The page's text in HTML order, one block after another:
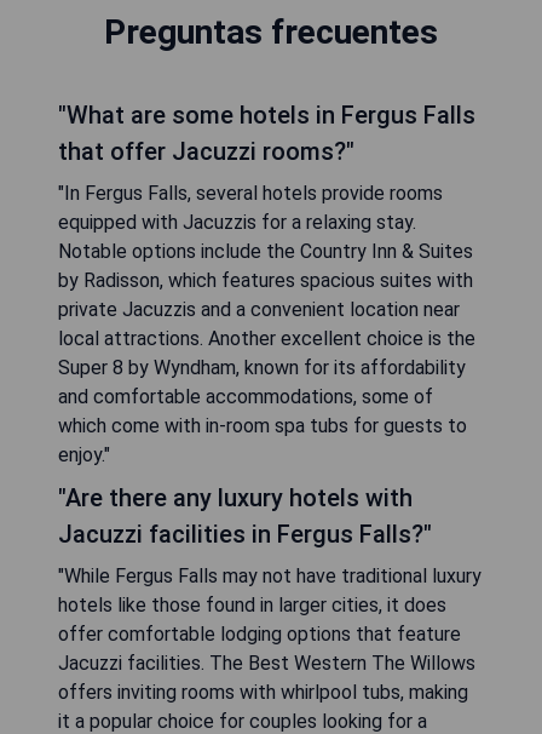
Preguntas frecuentes
"What are some hotels in Fergus Falls
that offer Jacuzzi rooms?"
"In Fergus Falls, several hotels provide rooms
equipped with Jacuzzis for a relaxing stay.
Notable options include the Country Inn & Suites
by Radisson, which features spacious suites with
private Jacuzzis and a convenient location near
local attractions. Another excellent choice is the
Super 8 by Wyndham, known for its affordability
and comfortable accommodations, some of
which come with in-room spa tubs for guests to
enjoy."
"Are there any luxury hotels with
Jacuzzi facilities in Fergus Falls?"
"While Fergus Falls may not have traditional luxury
hotels like those found in larger cities, it does
offer comfortable lodging options that feature
Jacuzzi facilities. The Best Western The Willows
offers inviting rooms with whirlpool tubs, making
it a popular choice for couples looking for a